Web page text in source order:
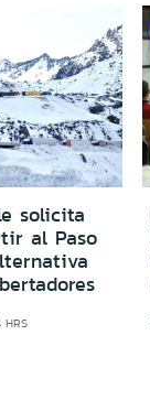
solicita
al Paso